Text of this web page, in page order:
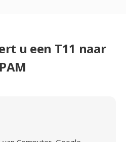
u een T11 naar
PAM